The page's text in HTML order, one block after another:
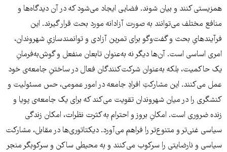
همزیستی کنند و بیان شوند. فضایی ایجاد می‌شود که در آن دیدگاه‌ها و
منافع مختلف می‌توانند به صورت آزادانه مورد بحث قرار گیرند. این
فرآیندهایِ بحث و گفت‌وگو برای تمرین آزادی و توانمندسازیِ شهروندان،
امری اساسی است. آن‌ها دیگر نه به‌عنوان تابعان منفعل و گوش‌به‌فرمانِ
یک حاکمیت، بلکه به‌عنوان شرکت‌کنندگان فعال در ساختنِ جامعه‌ی خود
عمل می‌کنند. این مشارکتِ افرادِ جامعه در امور عمومی، حس مسئولیت و
کنشگری را در میان شهروندان تقویت می‌کند که برای یک جامعه‌ی پویا و
زنده ضروری است. امکانِ بروز و احترام به کثرت نظرات، امکان زندگی
سیاسی غنی‌تر و متنوع‌تر را فراهم می‌آورد. دیکتاتوری‌ها در مقابل، مشارکت
سیاسی و نارضایتی را سرکوب می‌کنند و به محیطی ساکن و سرکوبگر منجر